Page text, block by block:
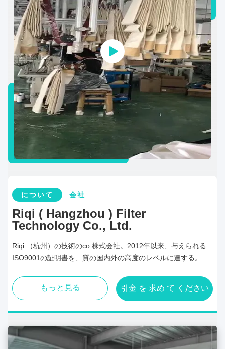
について 会社
Riqi ( Hangzhou ) Filter
Technology Co., Ltd.
Riqi （杭州）の技術のco.株式会社。2012年以来、与えられる
ISO9001の証明書を、質の国内外の高度のレベルに達する。
もっと見る 引金 を 求め て ください